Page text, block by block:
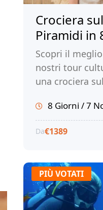
Crociera
Piramidi in
Scopri il
nostri tour
una crociera
nell'antica
Prenota ora
8 Giorni / 7
Da€1389
PIÙ VOTATI